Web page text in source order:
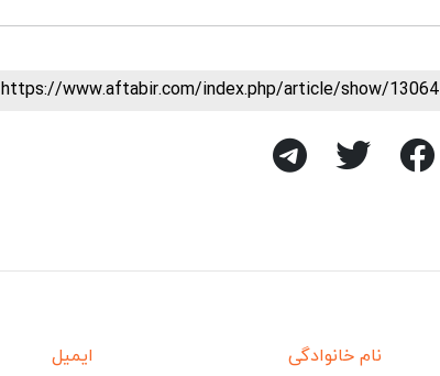
https://www.aftabir.com/index.php/article/show/13064
نام خانوادگی ایمیل